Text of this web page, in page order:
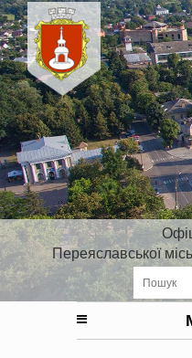
Переяславської